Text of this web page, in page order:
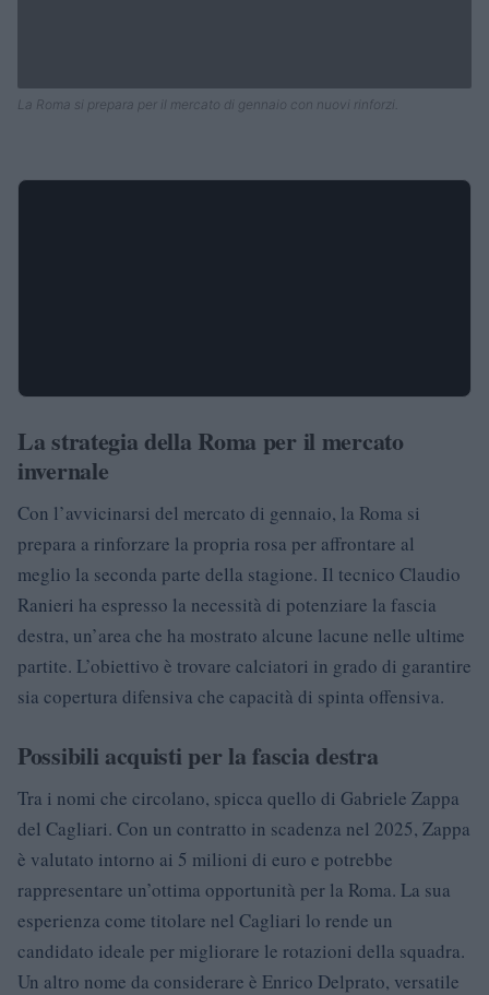
La Roma si prepara per il mercato di gennaio con nuovi rinforzi.
La strategia della Roma per il mercato
invernale
Con l’avvicinarsi del mercato di gennaio, la Roma si
prepara a rinforzare la propria rosa per affrontare al
meglio la seconda parte della stagione. Il tecnico Claudio
Ranieri ha espresso la necessità di potenziare la fascia
destra, un’area che ha mostrato alcune lacune nelle ultime
partite. L’obiettivo è trovare calciatori in grado di garantire
sia copertura difensiva che capacità di spinta offensiva.
Possibili acquisti per la fascia destra
Tra i nomi che circolano, spicca quello di Gabriele Zappa
del Cagliari. Con un contratto in scadenza nel 2025, Zappa
è valutato intorno ai 5 milioni di euro e potrebbe
rappresentare un’ottima opportunità per la Roma. La sua
esperienza come titolare nel Cagliari lo rende un
candidato ideale per migliorare le rotazioni della squadra.
Un altro nome da considerare è Enrico Delprato, versatile